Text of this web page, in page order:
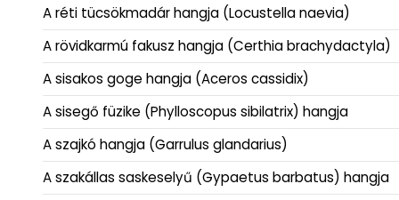
A réti tücsökmadár hangja (Locustella naevia)
A rövidkarmú fakusz hangja (Certhia brachydactyla)
A sisakos goge hangja (Aceros cassidix)
A sisegő füzike (Phylloscopus sibilatrix) hangja
A szajkó hangja (Garrulus glandarius)
A szakállas saskeselyű (Gypaetus barbatus) hangja